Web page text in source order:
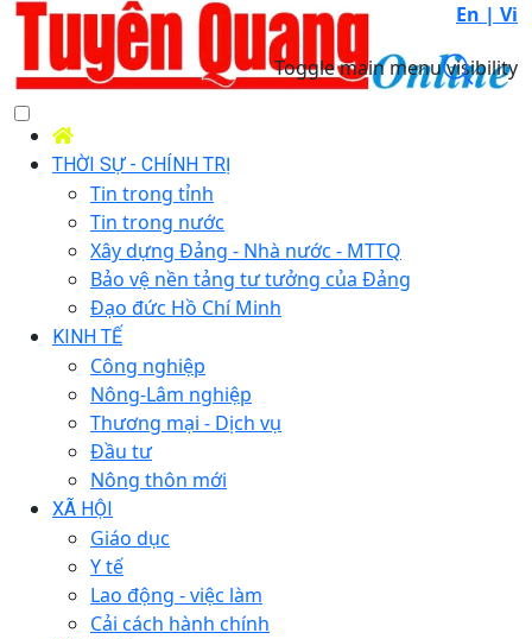
En | Vi
Toggle main menu visibility
THỜI SỰ - CHÍNH TRỊ
Tin trong tỉnh
Tin trong nước
Xây dựng Đảng - Nhà nước - MTTQ
Bảo vệ nền tảng tư tưởng của Đảng
Đạo đức Hồ Chí Minh
KINH TẾ
Công nghiệp
Nông-Lâm nghiệp
Thương mại - Dịch vụ
Đầu tư
Nông thôn mới
XÃ HỘI
Giáo dục
Y tế
Lao động - việc làm
Cải cách hành chính